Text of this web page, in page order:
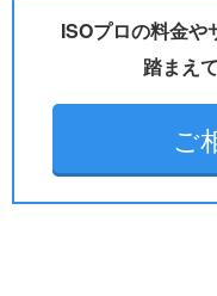
ISOプロの料金や
踏まえ
ご